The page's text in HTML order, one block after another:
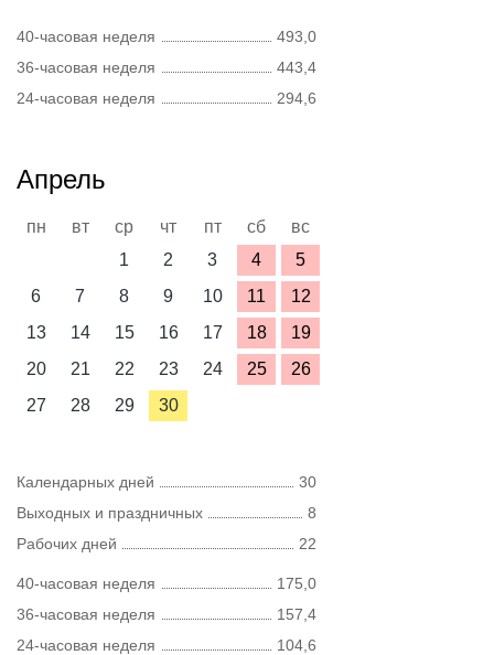
40-часовая неделя
493,0
36-часовая неделя
443,4
24-часовая неделя
294,6
Апрель
пн вт ср чт пт сб
вс
1
2 3 4
5
6
7 8 9 10 11
12
13
14 15 16 17 18
19
20
21 22 23 24 25
26
27
28 29 30
Календарных дней
30
Выходных и праздничных
8
Рабочих дней
22
40-часовая неделя
175,0
36-часовая неделя
157,4
24-часовая неделя
104,6